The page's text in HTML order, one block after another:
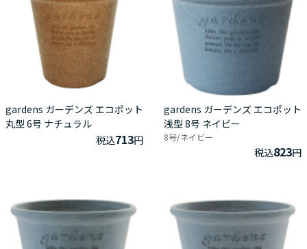
gardens ガーデンズ エコポット
丸型 6号 ナチュラル
税込713円
gardens ガーデンズ エコポット
浅型 8号 ネイビー
8号/ネイビー
税込823円